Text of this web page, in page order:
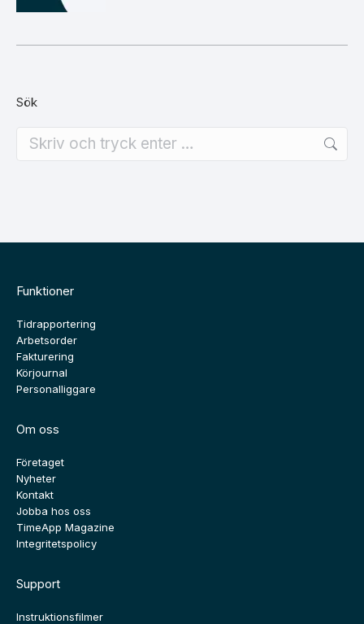
Sök
Funktioner
Tidrapportering
Arbetsorder
Fakturering
Körjournal
Personalliggare
Om oss
Företaget
Nyheter
Kontakt
Jobba hos oss
TimeApp Magazine
Integritetspolicy
Support
Instruktionsfilmer